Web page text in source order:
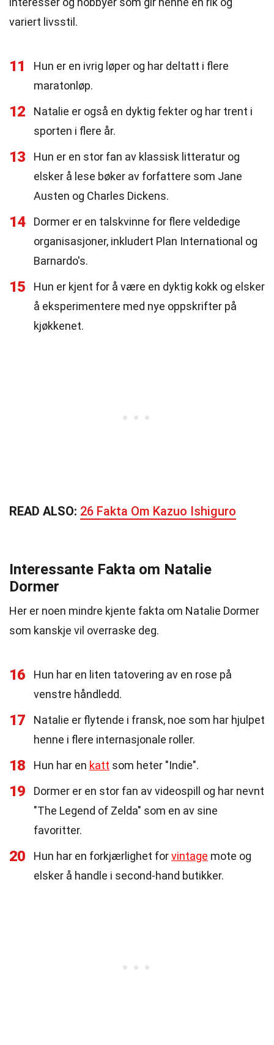
variert livsstil.
11
Hun er en ivrig løper og har deltatt i flere
maratonløp.
12
Natalie er også en dyktig fekter og har trent i
sporten i flere år.
13
Hun er en stor fan av klassisk litteratur og
elsker å lese bøker av forfattere som Jane
Austen og Charles Dickens.
14
Dormer er en talskvinne for flere veldedige
organisasjoner, inkludert Plan International og
Barnardo's.
15
Hun er kjent for å være en dyktig kokk og elsker
å eksperimentere med nye oppskrifter på
kjøkkenet.
READ ALSO: 26 Fakta Om Kazuo Ishiguro
Interessante Fakta om Natalie
Dormer
Her er noen mindre kjente fakta om Natalie Dormer
som kanskje vil overraske deg.
16
Hun har en liten tatovering av en rose på
venstre håndledd.
17
Natalie er flytende i fransk, noe som har hjulpet
henne i flere internasjonale roller.
18 Hun har en katt som heter "Indie".
19
Dormer er en stor fan av videospill og har nevnt
"The Legend of Zelda" som en av sine
favoritter.
20 Hun har en forkjærlighet forvintage mote og
elsker å handle i second-hand butikker.